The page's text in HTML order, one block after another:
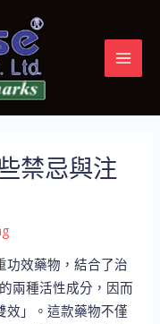
禁忌與注
功效藥物，結合了治
兩種活性成分，因而
效」。這款藥物不僅